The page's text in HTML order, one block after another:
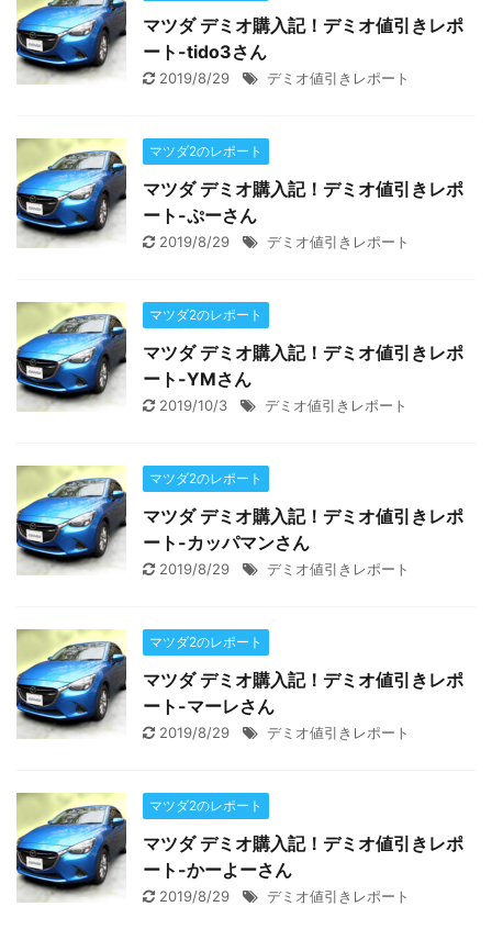
マツダ デミオ購入記！デミオ値引きレポ
ート-tido3さん
2019/8/29 デミオ値引きレポート
マツダ2のレポート
マツダ デミオ購入記！デミオ値引きレポ
ート-ぷーさん
2019/8/29 デミオ値引きレポート
マツダ2のレポート
マツダ デミオ購入記！デミオ値引きレポ
ート-YMさん
2019/10/3 デミオ値引きレポート
マツダ2のレポート
マツダ デミオ購入記！デミオ値引きレポ
ート-カッパマンさん
2019/8/29 デミオ値引きレポート
マツダ2のレポート
マツダ デミオ購入記！デミオ値引きレポ
ート-マーレさん
2019/8/29 デミオ値引きレポート
マツダ2のレポート
マツダ デミオ購入記！デミオ値引きレポ
ート-かーよーさん
2019/8/29 デミオ値引きレポート